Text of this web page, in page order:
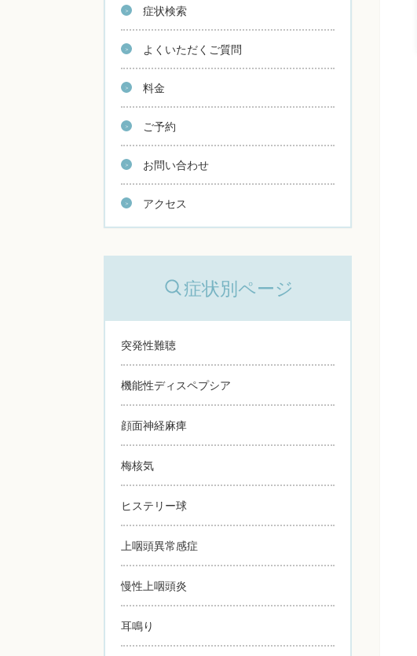
症状検索
よくいただくご質問
料金
ご予約
お問い合わせ
アクセス
症状別ページ
突発性難聴
機能性ディスペプシア
顔面神経麻痺
梅核気
ヒステリー球
上咽頭異常感症
慢性上咽頭炎
耳鳴り